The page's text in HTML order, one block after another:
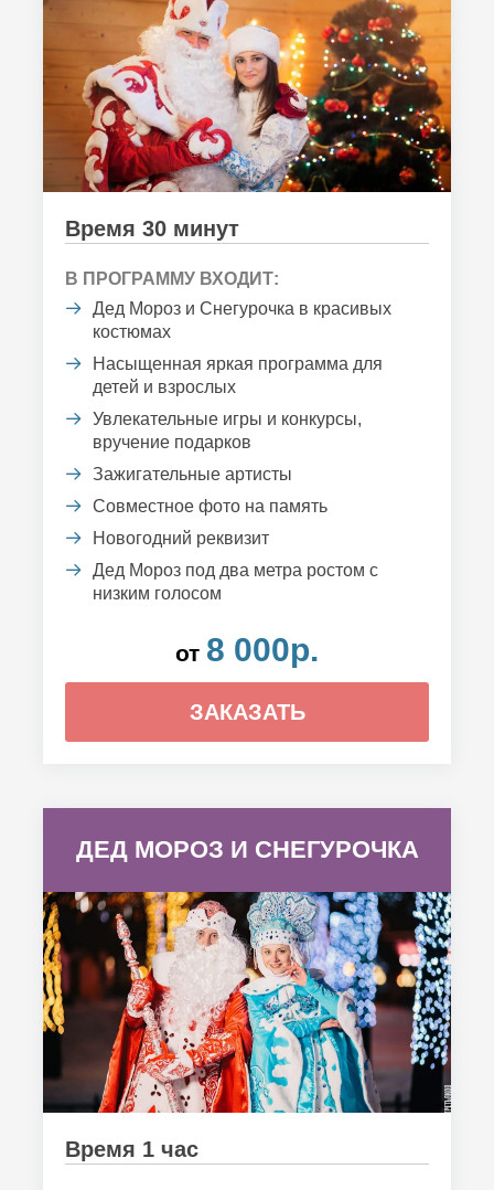
Время 30 минут
В ПРОГРАММУ ВХОДИТ:
Дед Мороз и Снегурочка в красивых
костюмах
Насыщенная яркая программа для
детей и взрослых
Увлекательные игры и конкурсы,
вручение подарков
Зажигательные артисты
Совместное фото на память
Новогодний реквизит
Дед Мороз под два метра ростом с
низким голосом
от 8 000р.
ЗАКАЗАТЬ
ДЕД МОРОЗ И СНЕГУРОЧКА
Время 1 час